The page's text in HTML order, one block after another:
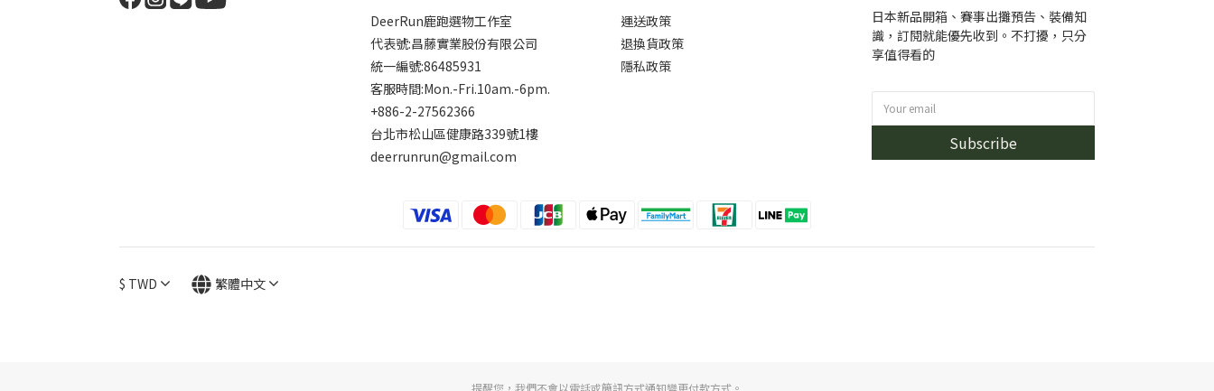
DeerRun鹿跑選物工作室
代表號:昌藤實業股份有限公司
統一編號:86485931
客服時間:Mon.-Fri.10am.-6pm.
+886-2-27562366
台北市松山區健康路339號1樓
deerrunrun@gmail.com
運送政策
退換貨政策
隱私政策
日本新品開箱、賽事出攤預告、裝備知
識，訂閱就能優先收到。不打擾，只分
享值得看的
Subscribe
$ TWD 繁體中文